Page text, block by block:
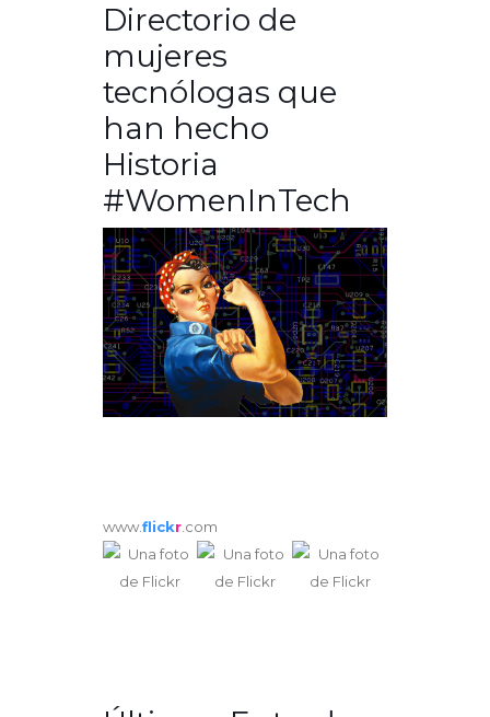
Directorio de
mujeres
tecnólogas que
han hecho
Historia
#WomenInTech
www.flickr.com